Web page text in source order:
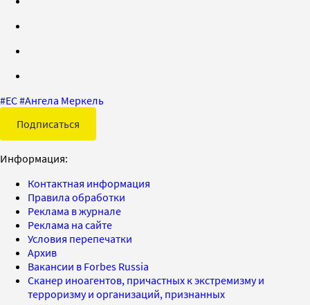
#ЕС#Ангела Меркель
Подписаться
Информация:
Контактная информация
Правила обработки
Реклама в журнале
Реклама на сайте
Условия перепечатки
Архив
Вакансии в Forbes Russia
Сканер иноагентов, причастных к экстремизму и
терроризму и организаций, признанных